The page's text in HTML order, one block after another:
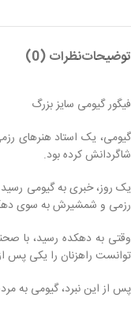
توضیحاتنظرات (0)
فیگور گیومی سایز بزرگ
گیومی، یک استاد هنرهای
شاگردانش کرده بود.
یک روز، خبری به گیومی
رزمی و شمشیرش به سوی
وقتی به دهکده رسید، با
توانست راهزنان را یکی پس
پس از این نبرد، گیومی به